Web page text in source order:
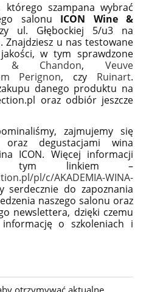
którego szampana wybrać
salonu ICON Wine &
ul. Głębockiej 5/u3 na
Znajdziesz u nas testowane
w tym sprawdzone
& Chandon, Veuve
Perignon, czy Ruinart.
danego produktu na
oraz odbiór jeszcze
zajmujemy się
oraz degustacjami wina
ICON. Więcej informacji
tym linkiem –
pl/c/AKADEMIA-WINA-
serdecznie do zapoznania
naszego salonu oraz
newslettera, dzięki czemu
informację o szkoleniach i